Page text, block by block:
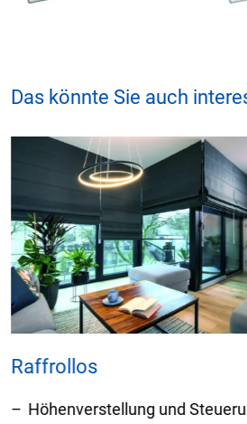
Das könnte Sie auch
Raffrollos
Höhenverstellung und